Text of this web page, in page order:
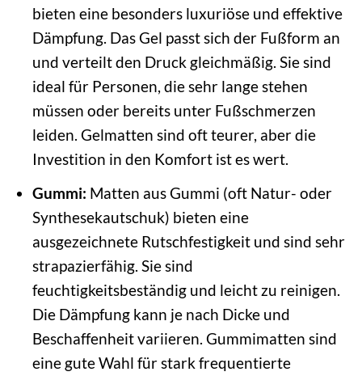
bieten eine besonders luxuriöse und effektive
Dämpfung. Das Gel passt sich der Fußform an
und verteilt den Druck gleichmäßig. Sie sind
ideal für Personen, die sehr lange stehen
müssen oder bereits unter Fußschmerzen
leiden. Gelmatten sind oft teurer, aber die
Investition in den Komfort ist es wert.
Gummi: Matten aus Gummi (oft Natur- oder
Synthesekautschuk) bieten eine
ausgezeichnete Rutschfestigkeit und sind sehr
strapazierfähig. Sie sind
feuchtigkeitsbeständig und leicht zu reinigen.
Die Dämpfung kann je nach Dicke und
Beschaffenheit variieren. Gummimatten sind
eine gute Wahl für stark frequentierte